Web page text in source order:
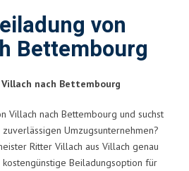
von
Bettembourg
nach Bettembourg
Villach nach Bettembourg und suchst
Umzugsunternehmen?
Ritter Villach aus Villach genau
Beiladungsoption für